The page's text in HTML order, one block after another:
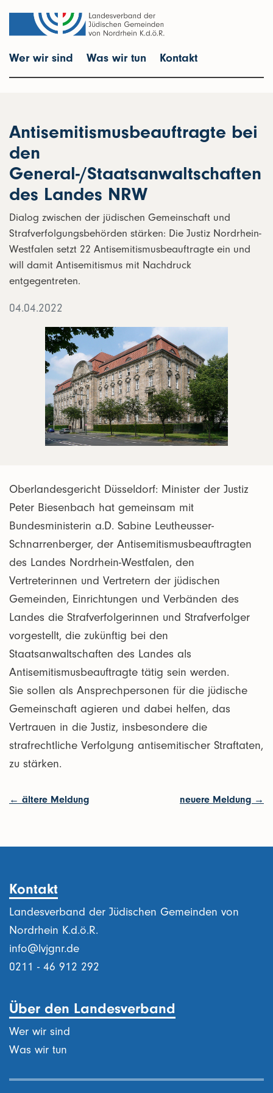
Wer wir sind Was wir tun Kontakt
Antisemitismusbeauftragte bei
den
General-/Staatsanwaltschaften
des Landes NRW
Dialog zwischen der jüdischen Gemeinschaft und
Strafverfolgungsbehörden stärken: Die Justiz Nordrhein-
Westfalen setzt 22 Antisemitismusbeauftragte ein und
will damit Antisemitismus mit Nachdruck
entgegentreten.
04.04.2022
Oberlandesgericht Düsseldorf: Minister der Justiz
Peter Biesenbach hat gemeinsam mit
Bundesministerin a.D. Sabine Leutheusser-
Schnarrenberger, der Antisemitismusbeauftragten
des Landes Nordrhein-Westfalen, den
Vertreterinnen und Vertretern der jüdischen
Gemeinden, Einrichtungen und Verbänden des
Landes die Strafverfolgerinnen und Strafverfolger
vorgestellt, die zukünftig bei den
Staatsanwaltschaften des Landes als
Antisemitismusbeauftragte tätig sein werden.
Sie sollen als Ansprechpersonen für die jüdische
Gemeinschaft agieren und dabei helfen, das
Vertrauen in die Justiz, insbesondere die
strafrechtliche Verfolgung antisemitischer Straftaten,
zu stärken.
← ältere Meldung neuere Meldung →
Kontakt
Landesverband der Jüdischen Gemeinden von
Nordrhein K.d.ö.R.
info@lvjgnr.de
0211 - 46 912 292
Über den Landesverband
Wer wir sind
Was wir tun